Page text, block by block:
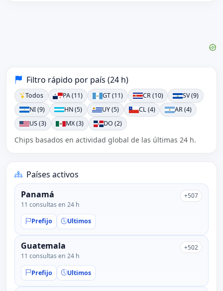
Filtro rápido por país (24 h)
Todos PA (11) GT (11) CR (10)
SV (9)
NI (9)
HN (5) UY (5) CL (4)
AR (4)
US (3)
MX (3) DO (2)
Chips basados en actividad global de las últimas 24 h.
Países activos
Panamá
11 consultas en 24 h
+507
Prefijo Ultimos
Guatemala
11 consultas en 24 h
+502
Prefijo Ultimos